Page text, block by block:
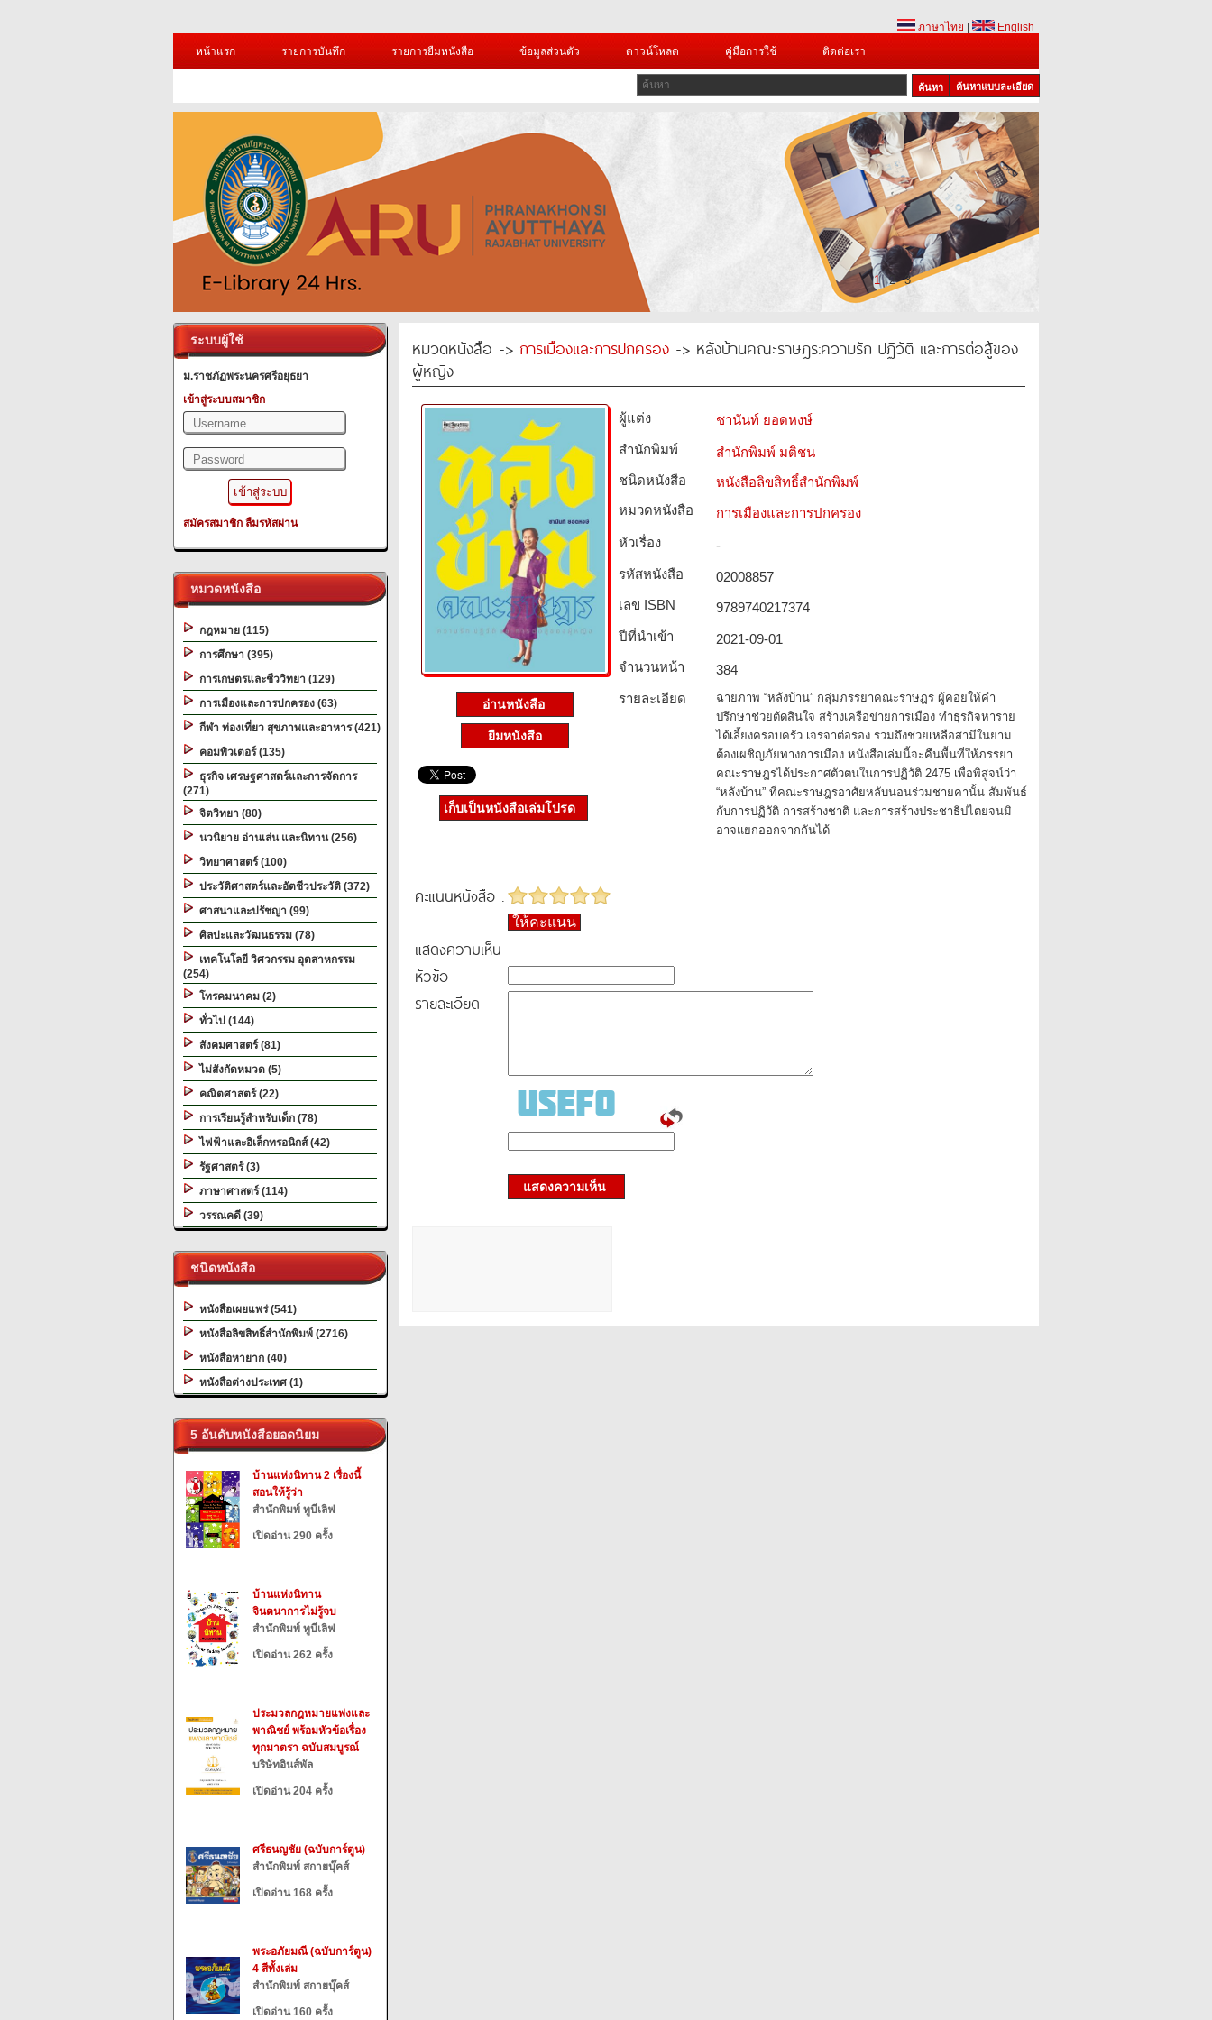
ภาษาไทย
English
หน้าแรก
รายการบันทึก รายการยืมหนังสือ ข้อมูลส่วนตัว ดาวน์โหลด คู่มือการใช้ ติดต่อเรา
ค้นหาแบบละเอียด
1 2 3
ระบบผู้ใช้
ม.ราชภัฏพระนครศรีอยุธยา
เข้าสู่ระบบสมาชิก
สมัครสมาชิก ลืมรหัสผ่าน
หมวดหนังสือ
กฎหมาย (115)
การศึกษา (395)
การเกษตรและชีววิทยา (129)
การเมืองและการปกครอง (63)
กีฬา ท่องเที่ยว สุขภาพและอาหาร (421)
คอมพิวเตอร์ (135)
ธุรกิจ เศรษฐศาสตร์และการจัดการ
(271)
จิตวิทยา (80)
นวนิยาย อ่านเล่น และนิทาน (256)
วิทยาศาสตร์ (100)
ประวัติศาสตร์และอัตชีวประวัติ (372)
ศาสนาและปรัชญา (99)
ศิลปะและวัฒนธรรม (78)
เทคโนโลยี วิศวกรรม อุตสาหกรรม
(254)
โทรคมนาคม (2)
ทั่วไป (144)
สังคมศาสตร์ (81)
ไม่สังกัดหมวด (5)
คณิตศาสตร์ (22)
การเรียนรู้สำหรับเด็ก (78)
ไฟฟ้าและอิเล็กทรอนิกส์ (42)
รัฐศาสตร์ (3)
ภาษาศาสตร์ (114)
วรรณคดี (39)
ชนิดหนังสือ
หนังสือเผยแพร่ (541)
หนังสือลิขสิทธิ์สำนักพิมพ์ (2716)
หนังสือหายาก (40)
หนังสือต่างประเทศ (1)
5 อันดับหนังสือยอดนิยม
บ้านแห่งนิทาน 2 เรื่องนี้
สอนให้รู้ว่า
สำนักพิมพ์ ทูบีเลิฟ
เปิดอ่าน 290 ครั้ง
บ้านแห่งนิทาน
จินตนาการไม่รู้จบ
สำนักพิมพ์ ทูบีเลิฟ
เปิดอ่าน 262 ครั้ง
ประมวลกฎหมายแพ่งและ
พาณิชย์ พร้อมหัวข้อเรื่อง
ทุกมาตรา ฉบับสมบูรณ์
บริษัทอินส์พัล
เปิดอ่าน 204 ครั้ง
ศรีธนญชัย (ฉบับการ์ตูน)
สำนักพิมพ์ สกายบุ๊คส์
เปิดอ่าน 168 ครั้ง
พระอภัยมณี (ฉบับการ์ตูน)
4 สีทั้งเล่ม
สำนักพิมพ์ สกายบุ๊คส์
เปิดอ่าน 160 ครั้ง
หมวดหนังสือ -> การเมืองและการปกครอง -> หลังบ้านคณะราษฎร:ความรัก ปฏิวัติ และการต่อสู้ของ
ผู้หญิง
อ่านหนังสือ
ยืมหนังสือ
ผู้แต่ง
ชานันท์ ยอดหงษ์
สำนักพิมพ์
สำนักพิมพ์ มติชน
ชนิดหนังสือ­
หนังสือลิขสิทธิ์สำนักพิมพ์
หมวดหนังสือ­
การเมืองและการปกครอง
หัวเรื่อง
-
รหัสหนังสือ­
02008857
เลข ISBN
9789740217374
ปีที่นำเข้า
2021-09-01
จำนวนหน้า
384
รายละเอียด
ฉายภาพ “หลังบ้าน” กลุ่มภรรยาคณะราษฎร ผู้คอยให้คำ
ปรึกษาช่วยตัดสินใจ สร้างเครือข่ายการเมือง ทำธุรกิจหาราย
ได้เลี้ยงครอบครัว เจรจาต่อรอง รวมถึงช่วยเหลือสามีในยาม
ต้องเผชิญภัยทางการเมือง หนังสือเล่มนี้จะคืนพื้นที่ให้ภรรยา
คณะราษฎรได้ประกาศตัวตนในการปฏิวัติ 2475 เพื่อพิสูจน์ว่า
“หลังบ้าน” ที่คณะราษฎรอาศัยหลับนอนร่วมชายคานั้น สัมพันธ์
กับการปฏิวัติ การสร้างชาติ และการสร้างประชาธิปไตยจนมิ
อาจแยกออกจากกันได้
เก็บเป็นหนังสือเล่มโปรด
คะแนนหนังสือ :
ให้คะแนน
แสดงความเห็น
หัวข้อ
รายละเอียด
แสดงความเห็น